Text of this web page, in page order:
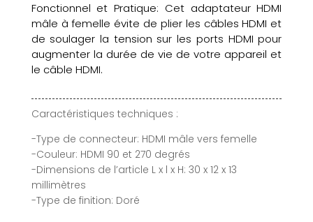
Fonctionnel et Pratique: Cet adaptateur HDMI
mâle à femelle évite de plier les câbles HDMI et
de soulager la tension sur les ports HDMI pour
augmenter la durée de vie de votre appareil et
le câble HDMI.
Caractéristiques techniques :
-Type de connecteur: HDMI mâle vers femelle
-Couleur: HDMI 90 et 270 degrés
-Dimensions de l’article L x l x H: 30 x 12 x 13
millimètres
-Type de finition: Doré